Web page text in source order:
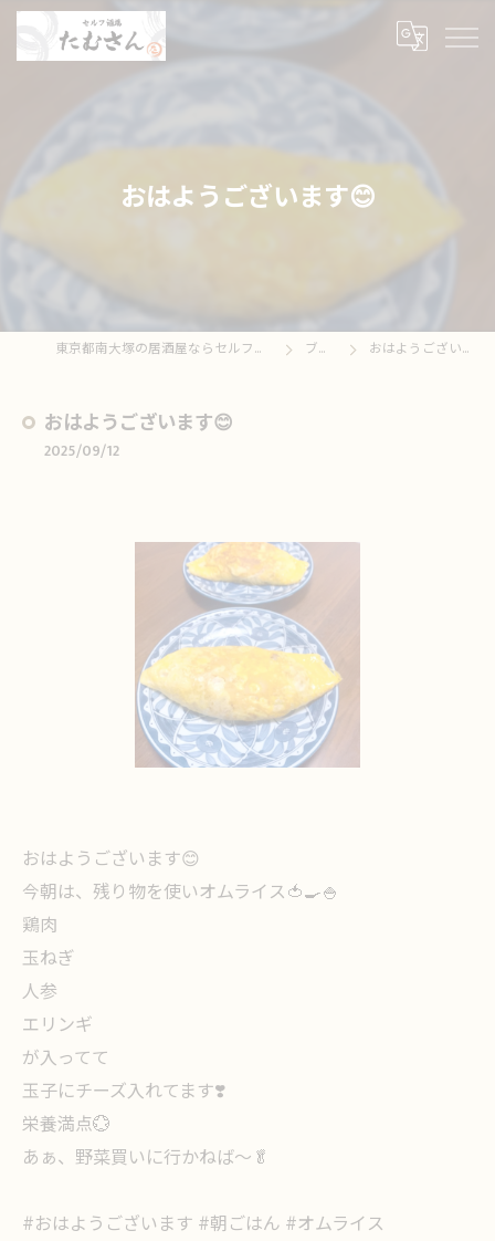
おはようございます😊
東京都南大塚の居酒屋ならセルフ酒場たむさん ブログ おはようございます😊
おはようございます😊
2025/09/12
おはようございます😊
今朝は、残り物を使いオムライス🍅🍳🍚
鶏肉
玉ねぎ
人参
エリンギ
が入ってて
玉子にチーズ入れてます❣️
栄養満点💮
あぁ、野菜買いに行かねば〜🥬
#おはようございます #朝ごはん #オムライス